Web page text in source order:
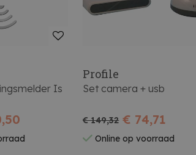
Is
Profile
Set camera + usb
€ 149,32 € 74,71
Online op voorraad